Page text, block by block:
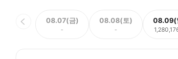
08.07(금)
-
08.08(토)
-
08.09(